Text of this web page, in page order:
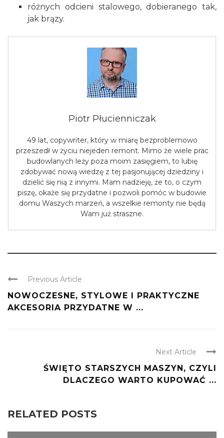
różnych odcieni stalowego, dobieranego tak,
jak brązy.
Piotr Płucienniczak
49 lat, copywriter, który w miarę bezproblemowo
przeszedł w życiu niejeden remont. Mimo że wiele prac
budowlanych leży poza moim zasięgiem, to lubię
zdobywać nową wiedzę z tej pasjonującej dziedziny i
dzielić się nią z innymi. Mam nadzieję, że to, o czym
piszę, okaże się przydatne i pozwoli pomóc w budowie
domu Waszych marzeń, a wszelkie remonty nie będą
Wam już straszne.
Previous Article
NOWOCZESNE, STYLOWE I PRAKTYCZNE
AKCESORIA PRZYDATNE W ...
Next Article
ŚWIĘTO STARSZYCH MASZYN, CZYLI
DLACZEGO WARTO KUPOWAĆ ...
RELATED POSTS